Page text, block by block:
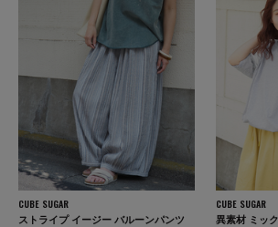
CUBE SUGAR
ストライプ イージー バルーンパンツ
CUBE SUGAR
異素材 ミッ